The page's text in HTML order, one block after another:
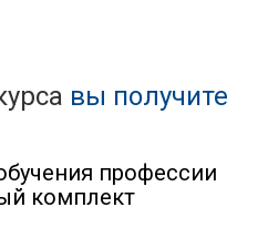
вы получите
профессии
комплект